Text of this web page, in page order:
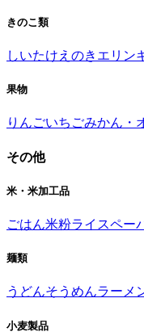
きのこ類
しいたけ えのき エリン
果物
りんごいちごみかん・
その他
米・米加工品
ごはん米粉ライスペー
麺類
うどんそうめんラーメ
小麦製品